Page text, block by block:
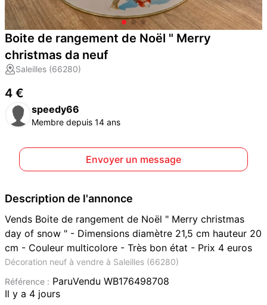
Boite de rangement de Noël " Merry
christmas da neuf
Saleilles (66280)
4 €
speedy66
Membre depuis 14 ans
Envoyer un message
Description de l'annonce
Vends Boite de rangement de Noël " Merry christmas
day of snow " - Dimensions diamètre 21,5 cm hauteur 20
cm - Couleur multicolore - Très bon état - Prix 4 euros
Décoration neuf à vendre à Saleilles (66280)
Référence : ParuVendu WB176498708
Il y a 4 jours